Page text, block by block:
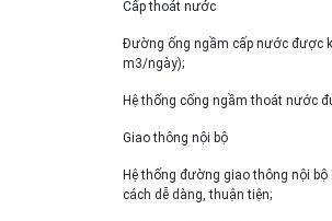
Cấp thoát nước
Đường ống ngầm cấp nước được
m3/ngày);
Hệ thống cống ngầm thoát nước
Giao thông nội bộ
Hệ thống đường giao thông nội
cách dễ dàng, thuận tiện;